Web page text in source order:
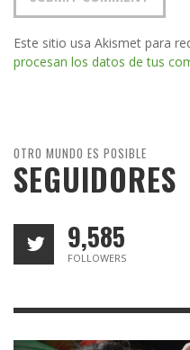
Este sitio usa Akismet para
procesan los datos de tus
OTRO MUNDO ES POSIBLE
SEGUIDORES
9,585
FOLLOWERS